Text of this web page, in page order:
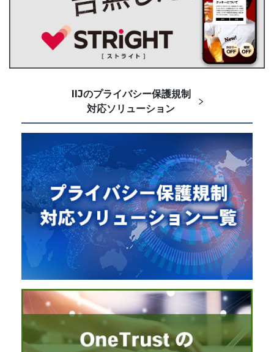
IIJのプライバシー保護規制
対応ソリューション